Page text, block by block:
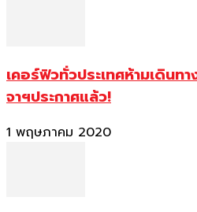
เคอร์ฟิวทั่วประเทศห้ามเดินท
จาฯประกาศแล้ว!
1 พฤษภาคม 2020